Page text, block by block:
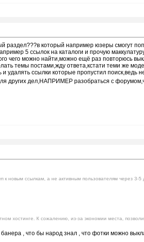
раздел???в который например юзеры смогут
5 ссылок на каталоги и прочую
чего можно найти,можно ещё раз повторюсь
темы постами,жду ответа,кстати теми же
удалять ссылки которые пропустил поиск,ведь
других дел,НАПРИМЕР разобраться с
к новым ссылкам, а не активным пользователям через 3-
хостинге. К сожалению, из-за экономии места,
, что бы народ знал , что фотки можно